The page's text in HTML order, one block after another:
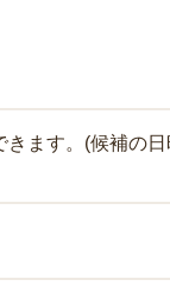
ます。(候補の